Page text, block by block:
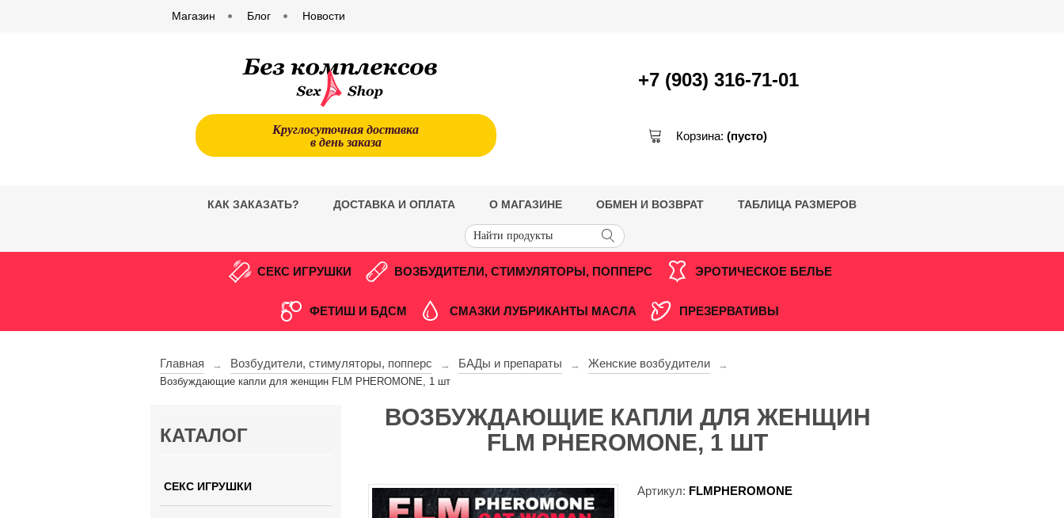
Магазин Блог Новости
+7 (903) 316-71-01
Круглосуточная доставка
в день заказа Корзина: (пусто)
КАК ЗАКАЗАТЬ? ДОСТАВКА И ОПЛАТА О МАГАЗИНЕ ОБМЕН И ВОЗВРАТ ТАБЛИЦА РАЗМЕРОВ
СЕКС ИГРУШКИ ВОЗБУДИТЕЛИ, СТИМУЛЯТОРЫ, ПОППЕРС ЭРОТИЧЕСКОЕ БЕЛЬЕ
ФЕТИШ И БДСМ СМАЗКИ ЛУБРИКАНТЫ МАСЛА ПРЕЗЕРВАТИВЫ
Главная → Возбудители, стимуляторы, попперс → БАДы и препараты → Женские возбудители
→
Возбуждающие капли для женщин FLM PHEROMONE, 1 шт
КАТАЛОГ
СЕКС ИГРУШКИ
ВОЗБУЖДАЮЩИЕ КАПЛИ ДЛЯ ЖЕНЩИН
FLM PHEROMONE, 1 ШТ
Артикул: FLMPHEROMONE